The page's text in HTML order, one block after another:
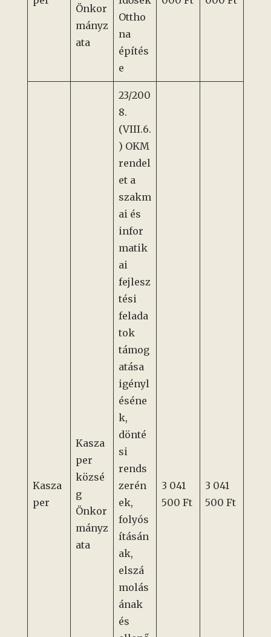
Önkor
mányz
ata
Ottho
na
építés
e
Kasza
per
Kasza
per
közsé
g
Önkor
mányz
ata
23/200
8.
(VIII.6.
) OKM
rendel
et a
szakm
ai és
infor
matik
ai
fejlesz
tési
felada
tok
támog
atása
igényl
éséne
k,
dönté
si
rends
zerén
ek,
folyós
ításán
ak,
elszá
molás
ának
és
3 041
500 Ft
3 041
500 Ft